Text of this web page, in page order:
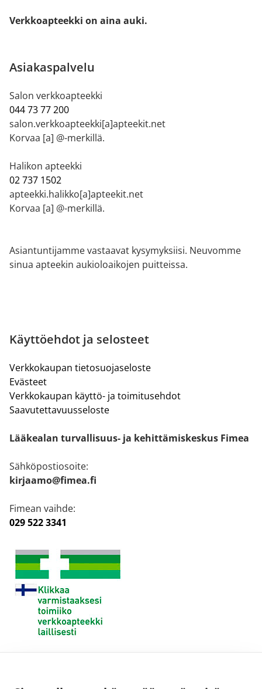
Verkkoapteekki on aina auki.
Asiakaspalvelu
Salon verkkoapteekki
044 73 77 200
salon.verkkoapteekki[a]apteekit.net
Korvaa [a] @-merkillä.
Halikon apteekki
02 737 1502
apteekki.halikko[a]apteekit.net
Korvaa [a] @-merkillä.
Asiantuntijamme vastaavat kysymyksiisi. Neuvomme
sinua apteekin aukioloaikojen puitteissa.
Käyttöehdot ja selosteet
Verkkokaupan tietosuojaseloste
Evästeet
Verkkokaupan käyttö- ja toimitusehdot
Saavutettavuusseloste
Lääkealan turvallisuus- ja kehittämiskeskus Fimea
Sähköpostiosoite:
kirjaamo@fimea.fi
Fimean vaihde:
029 522 3341